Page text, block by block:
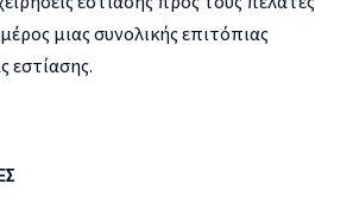
μιας συνολικής επιτόπιας
εστίασης.